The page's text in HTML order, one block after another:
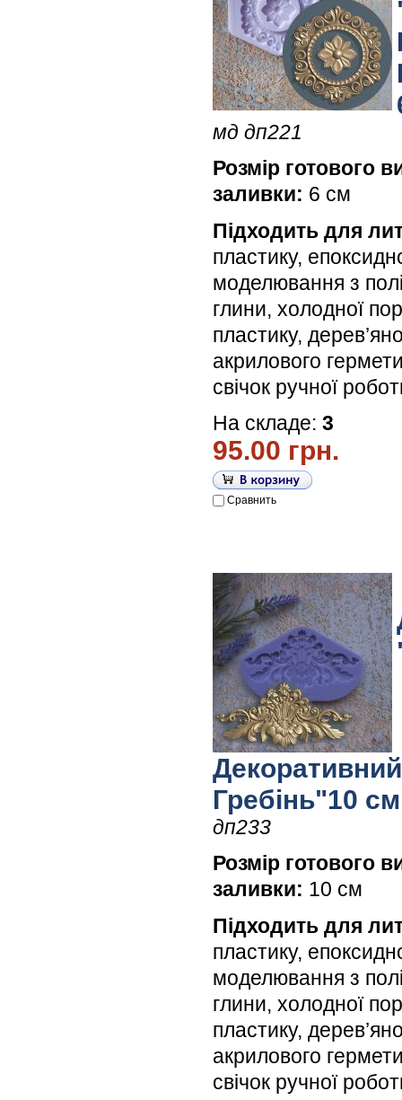
мд дп221
Розмір готового
заливки: 6 см
Підходить для
пластику,
моделювання з
глини, холодної
пластику,
акрилового
свічок ручної
На складе: 3
95.00 грн.
Сравнить
Декоративний
Гребінь"10 см
дп233
Розмір готового
заливки: 10 см
Підходить для
пластику,
моделювання з
глини, холодної
пластику,
акрилового
свічок ручної